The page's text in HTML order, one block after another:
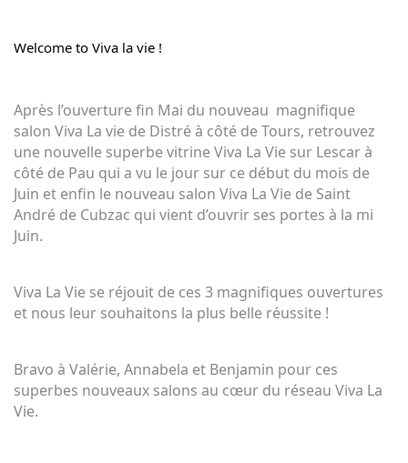
Welcome to Viva la vie !
Après l’ouverture fin Mai du nouveau  magnifique
salon Viva La vie de Distré à côté de Tours, retrouvez
une nouvelle superbe vitrine Viva La Vie sur Lescar à
côté de Pau qui a vu le jour sur ce début du mois de
Juin et enfin le nouveau salon Viva La Vie de Saint
André de Cubzac qui vient d’ouvrir ses portes à la mi
Juin.
Viva La Vie se réjouit de ces 3 magnifiques ouvertures
et nous leur souhaitons la plus belle réussite !
Bravo à Valérie, Annabela et Benjamin pour ces
superbes nouveaux salons au cœur du réseau Viva La
Vie.